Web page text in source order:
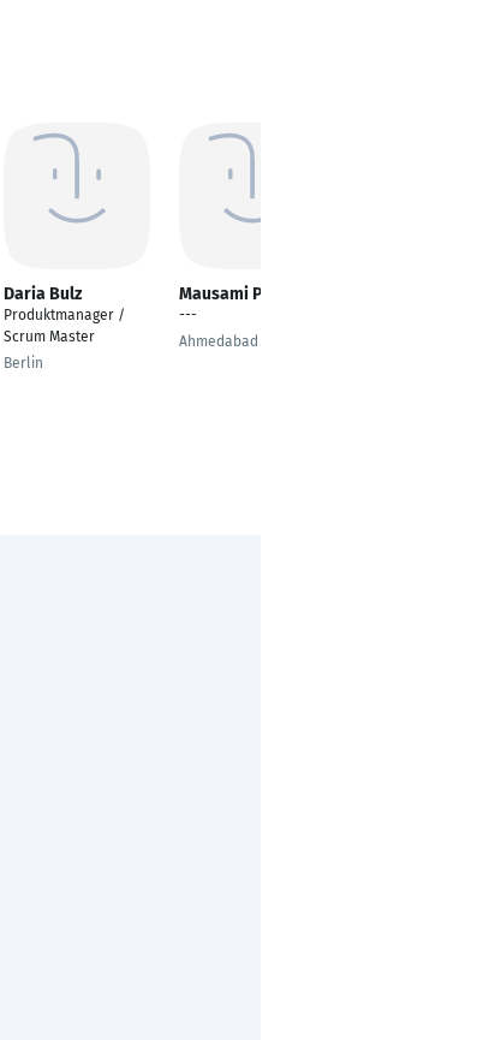
Daria Bulz
Produktmanager /
Scrum Master
Berlin
Mausami Parmar
---
Ahmedabad